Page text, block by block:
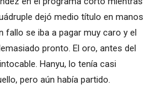
dejó medio título en manos
fallo se iba a pagar muy caro y el
pronto. El oro, antes del
Hanyu, lo tenía casi
pero aún había partido.